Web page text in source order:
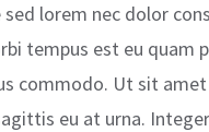
sed lorem nec dolor
tempus est eu quam
commodo. Ut sit
eu at urna.